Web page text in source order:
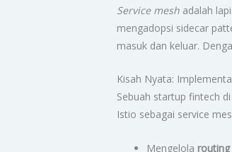
Service mesh adalah
mengadopsi sidecar
masuk dan keluar.
Kisah Nyata:
Sebuah startup fintech
Istio sebagai service
Mengelola routing